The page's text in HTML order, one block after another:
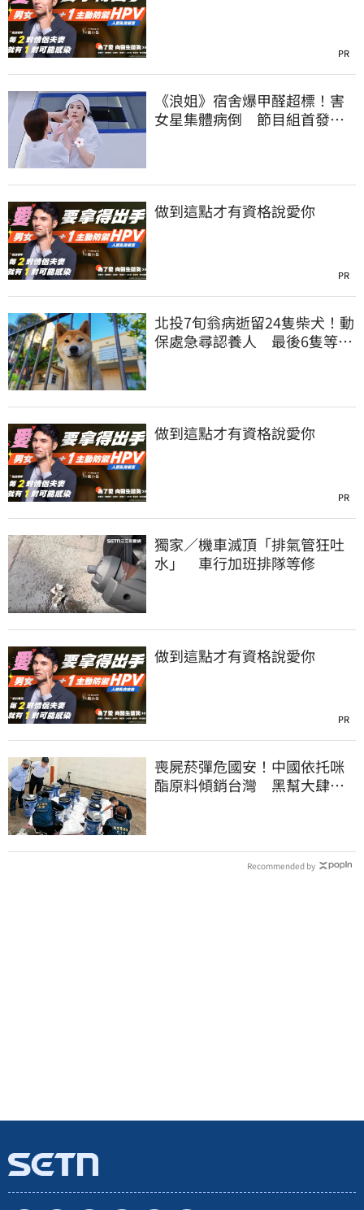
PR
《浪姐》宿舍爆甲醛超標！害
女星集體病倒 節目組首發聲
做到這點才有資格說愛你
PR
北投7旬翁病逝留24隻柴犬！動
保處急尋認養人 最後6隻等新
做到這點才有資格說愛你
PR
獨家／機車滅頂「排氣管狂吐
水」 車行加班排隊等修
做到這點才有資格說愛你
PR
喪屍菸彈危國安！中國依托咪
酯原料傾銷台灣 黑幫大肆走
Recommended by